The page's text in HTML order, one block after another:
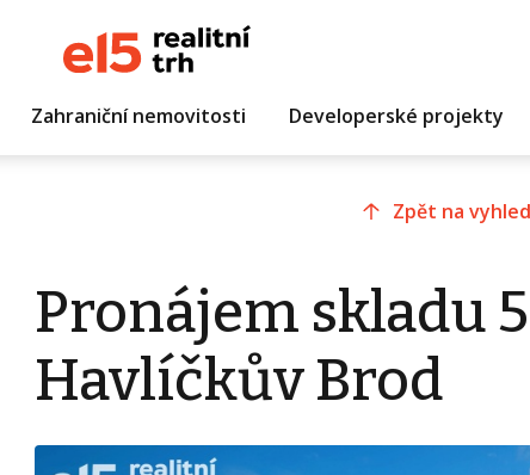
Zahraniční nemovitosti Developerské projekty
Zpět na
Pronájem skladu
Havlíčkův Brod